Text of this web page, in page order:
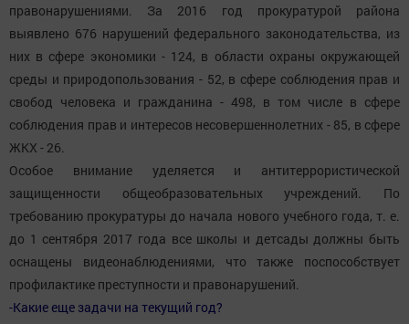
правонарушениями. За 2016 год прокуратурой района
выявлено 676 нарушений федерального законодательства, из
них в сфере экономики - 124, в области охраны окружающей
среды и природопользования - 52, в сфере соблюдения прав и
свобод человека и гражданина - 498, в том числе в сфере
соблюдения прав и интересов несовершеннолетних - 85, в сфере
ЖКХ - 26.
Особое внимание уделяется и антитеррористической
защищенности общеобразовательных учреждений. По
требованию прокуратуры до начала нового учебного года, т. е.
до 1 сентября 2017 года все школы и детсады должны быть
оснащены видеонаблюдениями, что также поспособствует
профилактике преступности и правонарушений.
-Какие еще задачи на текущий год?